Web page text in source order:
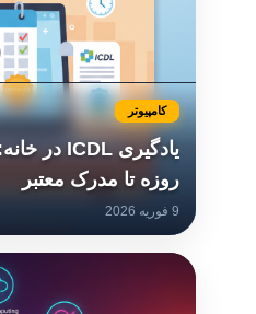
کامپیوتر
روزه تا مدرک معتبر
9 فوریه 2026